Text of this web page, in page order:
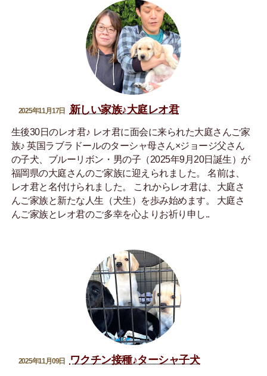
2025年11月17日 新しい家族♪大庭レオ君
生後30日のレオ君♪ レオ君に面会に来られた大庭さんご家
族♪ 英国ラブラドールのターシャ母さん×ジョージ父さん
の子犬、ブルーリボン・男の子（2025年9月20日誕生）が
福岡県の大庭さんのご家族に迎えられました。 名前は、
レオ君と名付けられました。 これからレオ君は、大庭さ
んご家族と新たな人生（犬生）を歩み始めます。 大庭さ
んご家族とレオ君のご多幸を心よりお祈り申し..
2025年11月09日 ワクチン接種♪ターシャ子犬